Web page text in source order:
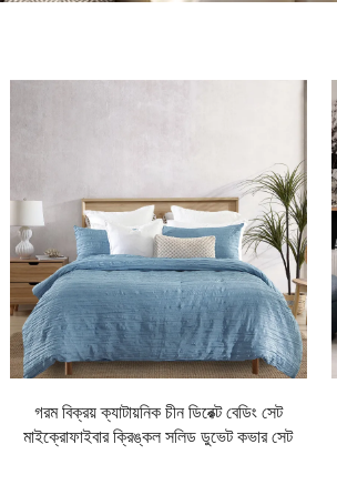
গরম বিক্রয় ক্যাটায়নিক চীন ডিরেক্ট বেডিং সেট
মাইক্রোফাইবার ক্রিঙ্কল সলিড ডুভেট কভার সেট